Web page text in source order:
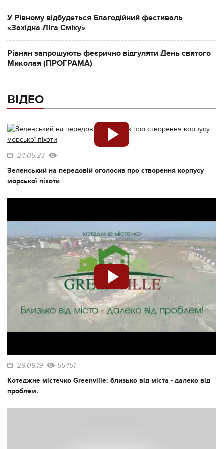
У Рівному відбудеться Благодійний фестиваль
«Західна Ліга Сміху»
Рівнян запрошують феєрично відгуляти День святого
Миколая (ПРОГРАМА)
ВІДЕО
24.05.23
Зеленський на передовій оголосив про створення корпусу
морської піхоти
29.09.19 55451
Котеджне містечко Greenville: близько від міста - далеко від
проблем.